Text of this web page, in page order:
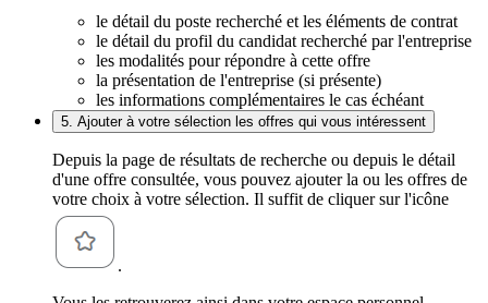
le détail du poste recherché et les éléments de contrat
le détail du profil du candidat recherché par l'entreprise
les modalités pour répondre à cette offre
la présentation de l'entreprise (si présente)
les informations complémentaires le cas échéant
5. Ajouter à votre sélection les offres qui vous intéressent
Depuis la page de résultats de recherche ou depuis le détail
d'une offre consultée, vous pouvez ajouter la ou les offres de
votre choix à votre sélection. Il suffit de cliquer sur l'icône
.